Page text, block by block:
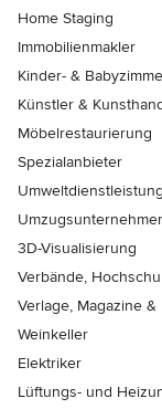
Home Staging
Immobilienmakler
Kinder- &
Künstler &
Möbelrestaurierung
Spezialanbieter
3D-Visualisierung
Verbände,
Verlage, Magazine &
Weinkeller
Elektriker
Lüftungs- und